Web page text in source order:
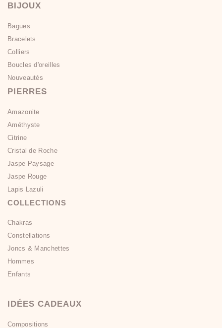
BIJOUX
Bagues
Bracelets
Colliers
Boucles d'oreilles
Nouveautés
PIERRES
Amazonite
Améthyste
Citrine
Cristal de Roche
Jaspe Paysage
Jaspe Rouge
Lapis Lazuli
COLLECTIONS
Chakras
Constellations
Joncs & Manchettes
Hommes
Enfants
IDÉES CADEAUX
Compositions